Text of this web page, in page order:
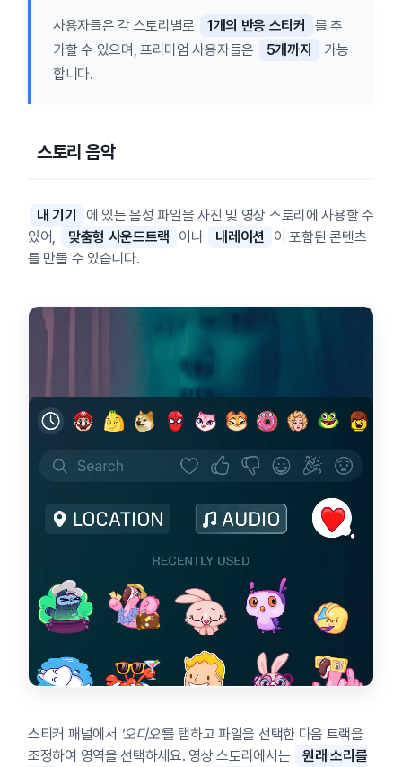
사용자들은 각 스토리별로 1개의 반응 스티커
를 추
가할 수 있으며, 프리미엄 사용자들은
5개까지
가능
합니다.
스토리 음악
내 기기
에 있는 음성 파일을 사진 및 영상 스토리에 사용할 수
있어,
맞춤형 사운드트랙 이나 내레이션
이 포함된 콘텐츠
를 만들 수 있습니다.
스티커 패널에서 '오디오'를 탭하고 파일을 선택한 다음 트랙을
조정하여 영역을 선택하세요. 영상 스토리에서는
원래 소리를